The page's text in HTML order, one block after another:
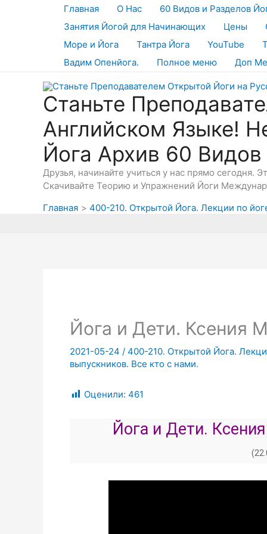
Главная О Нас
60 Видов и Разделов
Занятия Йогой для Начинающих
Цены
Море и Йога
Тантра Йога YouTube
Вадим Опенйога.
Полное меню Доп
Станьте
Английском Языке!
Йога Архив 60
Друзья, начинайте учиться у нас прямо
Скачивайте Теорию и Упражнений Йоги
Главная
400-210. Открытой Йога. Лекции по
Йога и Дети. Ксения
2021-05-24 / 400-210. Открытой Йога.
выпускников. Все кто с нами.
Оценили: 461
Йога и Дети.